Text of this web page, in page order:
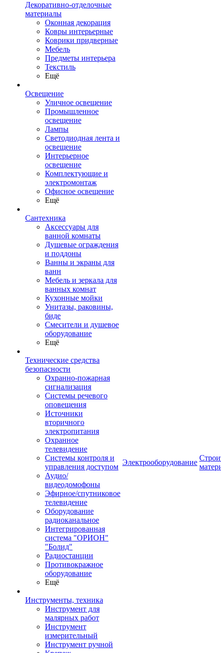
Декоративно-отделочные
материалы
Оконная декорация
Ковры интерьерные
Коврики придверные
Мебель
Предметы интерьера
Текстиль
Ещё
Освещение
Уличное освещение
Промышленное
освещение
Лампы
Светодиодная лента и
освещение
Интерьерное
освещение
Комплектующие и
электромонтаж
Офисное освещение
Ещё
Сантехника
Аксессуары для
ванной комнаты
Душевые ограждения
и поддоны
Ванны и экраны для
ванн
Мебель и зеркала для
ванных комнат
Кухонные мойки
Унитазы, раковины,
биде
Смесители и душевое
оборудование
Ещё
Технические средства
безопасности
Охранно-пожарная
сигнализация
Системы речевого
оповещения
Источники
вторичного
электропитания
Охранное
телевидение
Системы контроля и
управления доступом
Аудио/
видеодомофоны
Эфирное/спутниковое
телевидение
Оборудование
радиоканальное
Интегрированная
система "ОРИОН"
"Болид"
Радиостанции
Противокражное
оборудование
Ещё
Инструменты, техника
Инструмент для
малярных работ
Инструмент
измерительный
Инструмент ручной
Электрооборудование